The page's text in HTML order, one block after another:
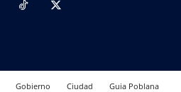
Gobierno Ciudad Guia Poblana